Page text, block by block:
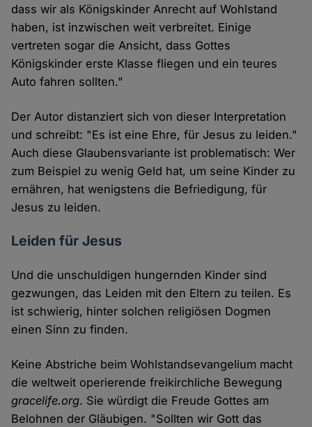
dass wir als Königskinder Anrecht auf Wohlstand
haben, ist inzwischen weit verbreitet. Einige
vertreten sogar die Ansicht, dass Gottes
Königskinder erste Klasse fliegen und ein teures
Auto fahren sollten."
Der Autor distanziert sich von dieser Interpretation
und schreibt: "Es ist eine Ehre, für Jesus zu leiden."
Auch diese Glaubensvariante ist problematisch: Wer
zum Beispiel zu wenig Geld hat, um seine Kinder zu
ernähren, hat wenigstens die Befriedigung, für
Jesus zu leiden.
Leiden für Jesus
Und die unschuldigen hungernden Kinder sind
gezwungen, das Leiden mit den Eltern zu teilen. Es
ist schwierig, hinter solchen religiösen Dogmen
einen Sinn zu finden.
Keine Abstriche beim Wohlstandsevangelium macht
die weltweit operierende freikirchliche Bewegung
gracelife.org. Sie würdigt die Freude Gottes am
Belohnen der Gläubigen. "Sollten wir Gott das